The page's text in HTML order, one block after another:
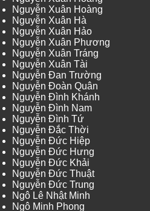
Nguyễn Xuân Hoàng
Nguyễn Xuân Hà
Nguyễn Xuân Hảo
Nguyễn Xuân Phương
Nguyễn Xuân Tráng
Nguyễn Xuân Tài
Nguyễn Đan Trường
Nguyễn Đoàn Quân
Nguyễn Đình Khánh
Nguyễn Đình Nam
Nguyễn Đình Tứ
Nguyễn Đắc Thời
Nguyễn Đức Hiệp
Nguyễn Đức Hưng
Nguyễn Đức Khải
Nguyễn Đức Thuật
Nguyễn Đức Trung
Ngô Lê Nhật Minh
Ngô Minh Phong